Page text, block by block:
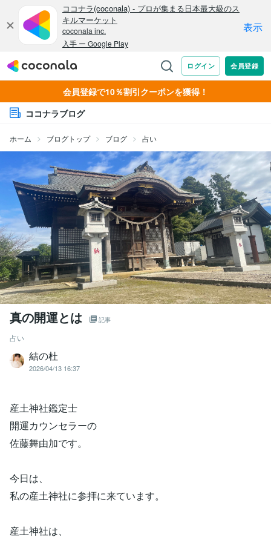
会員登録で10％割引クーポンを獲得！
ココナラブログ
ホーム ブログトップ ブログ 占い
真の開運とは 記事
占い
結の杜
2026/04/13 16:37
産土神社鑑定士
開運カウンセラーの
佐藤舞由加です。
今日は、
私の産土神社に参拝に来ています。
産土神社は、